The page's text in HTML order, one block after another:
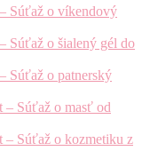
Súťaž o víkendový
Súťaž o šialený gél do
Súťaž o patnerský
– Súťaž o masť od
– Súťaž o kozmetiku z